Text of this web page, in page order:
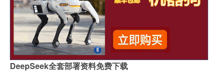
DeepSeek全套部署资料免费下载